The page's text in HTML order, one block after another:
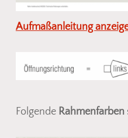
Aufmaßanleitung
Folgende Rahmenfarben